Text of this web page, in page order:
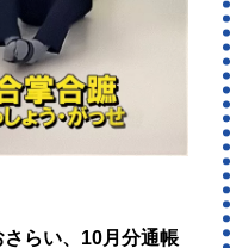
らい、10月分通帳